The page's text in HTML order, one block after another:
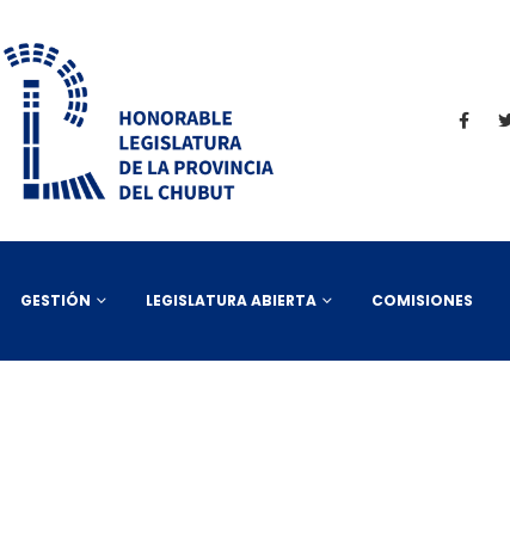
GESTIÓN LEGISLATURA ABIERTA COMISIONES